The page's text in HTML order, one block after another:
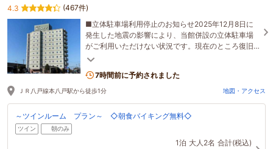
4.3
(467件)
■立体駐車場利用停止のお知らせ2025年12月8日に
発生した地震の影響により、当館併設の立体駐車場
がご利用いただけない状況です。現在のところ復旧
時期は未定です。
7時間前に予約されました
ＪＲ八戸線本八戸駅から徒歩1分 地図・アクセス
～ツインルーム プラン～ ◇朝食バイキング無料◇
ツイン 朝のみ
1泊 大人2名 合計(税込)